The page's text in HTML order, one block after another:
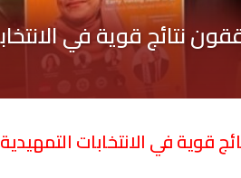
قوية في الانتخابات التمهيدية